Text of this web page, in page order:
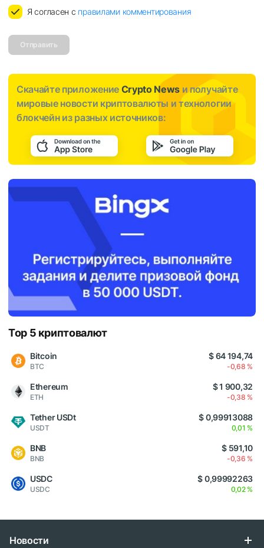
Я согласен с правилами комментирования
Отправить
Скачайте приложение Crypto News и получайте
мировые новости криптовалюты и технологии
блокчейн из разных источников:
Top 5 криптовалют
Bitcoin
BTC
$ 64 194,74
-0,68 %
Ethereum
ETH
$ 1 900,32
-0,38 %
Tether USDt
USDT
$ 0,99913088
0,01 %
BNB
BNB
$ 591,10
-0,36 %
USDC
USDC
$ 0,99992263
0,02 %
Новости